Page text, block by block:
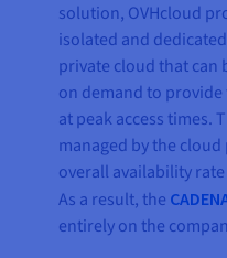
solution, OVHcloud
isolated and
private cloud that can
on demand to
at peak access times.
managed by the
overall availability
As a result, the
entirely on the